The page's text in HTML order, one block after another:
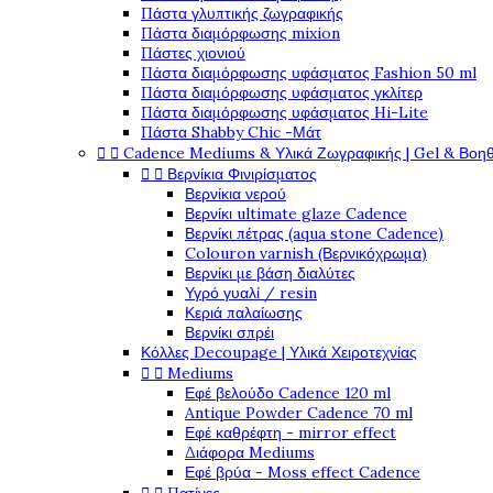
Πάστα γλυπτικής ζωγραφικής
Πάστα διαμόρφωσης mixion
Πάστες χιονιού
Πάστα διαμόρφωσης υφάσματος Fashion 50 ml
Πάστα διαμόρφωσης υφάσματος γκλίτερ
Πάστα διαμόρφωσης υφάσματος Hi-Lite
Πάστα Shabby Chic -Μάτ
  Cadence Mediums & Υλικά Ζωγραφικής | Gel &
  Βερνίκια Φινιρίσματος
Βερνίκια νερού
Βερνίκι ultimate glaze Cadence
Βερνίκι πέτρας (aqua stone Cadence)
Colouron varnish (Βερνικόχρωμα)
Βερνίκι με βάση διαλύτες
Υγρό γυαλί / resin
Κεριά παλαίωσης
Βερνίκι σπρέι
Κόλλες Decoupage | Υλικά Χειροτεχνίας
  Mediums
Εφέ βελούδο Cadence 120 ml
Antique Powder Cadence 70 ml
Εφέ καθρέφτη - mirror effect
Διάφορα Mediums
Εφέ βρύα - Moss effect Cadence